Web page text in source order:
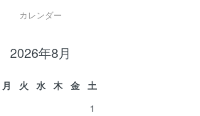
カレンダー
2026年8月
月 火 水 木 金
土
1